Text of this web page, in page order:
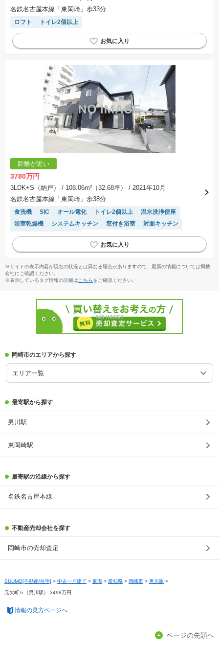
名鉄名古屋本線「東岡崎」歩33分
ロフト トイレ2個以上
距離が近い
3780万円
3LDK+S（納戸） / 108.06m²（32.68坪）
/ 2021年10月
名鉄名古屋本線「東岡崎」歩38分
食洗機 SIC オール電化 トイレ2個以上
温水洗浄便座
浴室乾燥機
システムキッチン 窓付き浴室
対面キッチン
接面道路の幅が６m以上
※サイトの表示内容が現在の状況とは異なる場合がありますので、最新の情報については掲載
会社にご確認ください。
※表示しているタグ情報の詳細は こちらをご確認ください。
岡崎市のエリアから探す
エリア一覧
最寄駅から探す
男川駅
東岡崎駅
最寄駅の沿線から探す
名鉄名古屋本線
不動産売却会社を探す
岡崎市の売却査定
SUUMO[不動産/住宅] > 中古一戸建て > 東海 > 愛知県 > 岡崎市 > 男川駅 >
元欠町５（男川駅） 3498万円
情報の見方ページへ
ページの先頭へ